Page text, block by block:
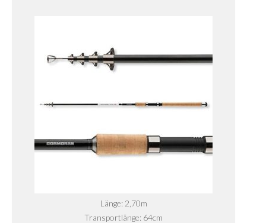
Länge: 2,70m
Transportlänge: 64cm